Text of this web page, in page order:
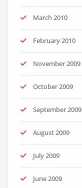
March 2010
February 2010
November 2009
October 2009
September 2009
August 2009
July 2009
June 2009